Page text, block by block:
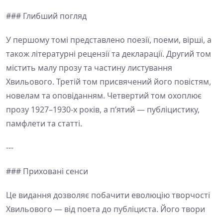
### Глибший погляд
У першому томі представлено поезії, поеми, вірші, а
також літературні рецензії та декларації. Другий том
містить малу прозу та частину листування
Хвильового. Третій том присвячений його повістям,
новелам та оповіданням. Четвертий том охоплює
прозу 1927–1930-х років, а п’ятий — публіцистику,
памфлети та статті.
---
### Приховані сенси
Це видання дозволяє побачити еволюцію творчості
Хвильового — від поета до публіциста. Його твори